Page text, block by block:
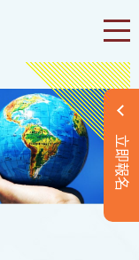
立即報名